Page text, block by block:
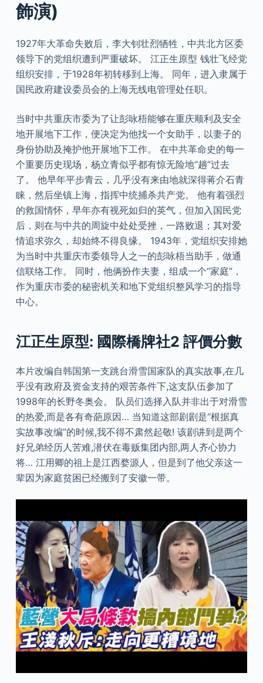
飾演)
1927年大革命失败后，李大钊壮烈牺牲，中共北方区委
领导下的党组织遭到严重破坏。 江正生原型 钱壮飞经党
组织安排，于1928年初转移到上海。 同年，进入隶属于
国民政府建设委员会的上海无线电管理处任职。
当时中共重庆市委为了让彭咏梧能够在重庆顺利及安全
地开展地下工作，便决定为他找一个女助手，以妻子的
身份协助及掩护他开展地下工作。 在中共革命史的每一
个重要历史现场，杨立青似乎都有惊无险地“趟”过去
了。 他早年平步青云，几乎没有来由地就深得蒋介石青
睐，然后坐镇上海，指挥中统捕杀共产党。 他有着强烈
的救国情怀，早年亦有视死如归的英气，但加入国民党
后，则在与中共的周旋中处处受挫，一路败退；其对爱
情追求弥久，却始终不得良缘。 1943年，党组织安排她
为当时中共重庆市委领导人之一的彭咏梧当助手，做通
信联络工作。 同时，他俩扮作夫妻，组成一个“家庭”，
作为重庆市委的秘密机关和地下党组织整风学习的指导
中心。
江正生原型: 國際橋牌社2 評價分數
本片改编自韩国第一支跳台滑雪国家队的真实故事,在几
乎没有政府及资金支持的艰苦条件下,这支队伍参加了
1998年的长野冬奥会。 队员们选择入队并非出于对滑雪
的热爱,而是各有奇葩原因… 当知道这部剧剧是“根据真
实故事改编”的时候,我不得不肃然起敬! 该剧讲到是两个
好兄弟经历人苦难,潜伏在毒贩集团内部,两人齐心协力
将… 江用卿的祖上是江西婺源人，但是到了他父亲这一
辈因为家庭贫困已经搬到了安徽一带。